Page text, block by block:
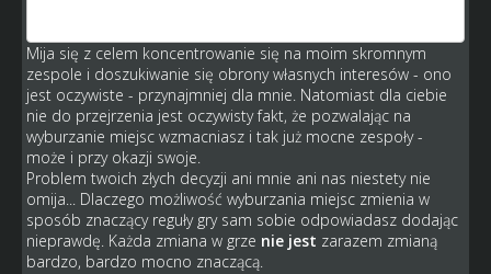
Mija się z celem koncentrowanie się na moim skromnym
zespole i doszukiwanie się obrony własnych interesów - ono
jest oczywiste - przynajmniej dla mnie. Natomiast dla ciebie
nie do przejrzenia jest oczywisty fakt, że pozwalając na
wyburzanie miejsc wzmacniasz i tak już mocne zespoły -
może i przy okazji swoje.
Problem twoich złych decyzji ani mnie ani nas niestety nie
omija... Dlaczego możliwość wyburzania miejsc zmienia w
sposób znaczący reguły gry sam sobie odpowiadasz dodając
nieprawdę. Każda zmiana w grze nie jest zarazem zmianą
bardzo, bardzo mocno znaczącą.